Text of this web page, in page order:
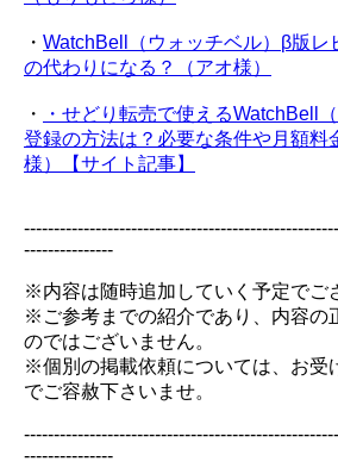
・ WatchBell（ウォッチベル）β版レ
の代わりになる？（アオ様）
・
・せどり転売で使えるWatchBell
登録の方法は？必要な条件や月額料
様）【サイト記事】
---------------
※内容は随時追加していく予定でご
※ご参考までの紹介であり、内容の
のではございません。
※個別の掲載依頼については、お受
でご容赦下さいませ。
---------------